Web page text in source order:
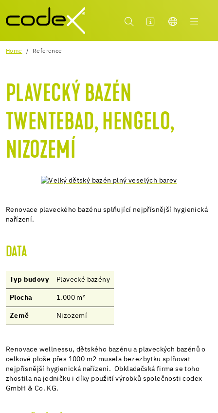
Home Reference
PLAVECKÝ BAZÉN
TWENTEBAD, HENGELO,
NIZOZEMÍ
Renovace plaveckého bazénu splňující nejpřísnější hygienická
nařízení.
DATA
Typ budovy Plavecké bazény
Plocha 1.000 m²
Země Nizozemí
Renovace wellnessu, dětského bazénu a plaveckých bazénů o
celkové ploše přes 1000 m2 musela bezezbytku splňovat
nejpřísnější hygienická nařízení. Obkladačská firma se toho
zhostila na jedničku i díky použití výrobků společnosti codex
GmbH & Co. KG.